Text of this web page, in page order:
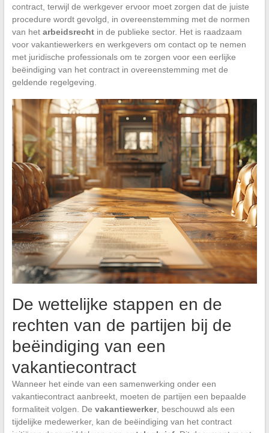
contract, terwijl de werkgever ervoor moet zorgen dat de juiste
procedure wordt gevolgd, in overeenstemming met de normen
van het arbeidsrechtin de publieke sector. Het is raadzaam
voor vakantiewerkers en werkgevers om contact op te nemen
met juridische professionals om te zorgen voor een eerlijke
beëindiging van het contract in overeenstemming met de
geldende regelgeving.
De wettelijke stappen en de
rechten van de partijen bij de
beëindiging van een
vakantiecontract
Wanneer het einde van een samenwerking onder een
vakantiecontract aanbreekt, moeten de partijen een bepaalde
formaliteit volgen. De vakantiewerker, beschouwd als een
tijdelijke medewerker, kan de beëindiging van het contract